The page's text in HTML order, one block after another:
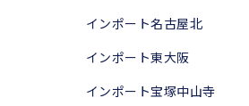
インポート名古屋北
インポート東大阪
インポート宝塚中山寺